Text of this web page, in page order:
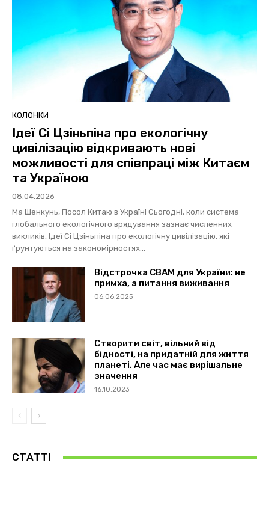
КОЛОНКИ
Ідеї Сі Цзіньпіна про екологічну
цивілізацію відкривають нові
можливості для співпраці між Китаєм
та Україною
08.04.2026
Ма Шенкунь, Посол Китаю в Україні Сьогодні, коли система
глобального екологічного врядування зазнає численних
викликів, Ідеї Сі Цзіньпіна про екологічну цивілізацію, які
ґрунтуються на закономірностях...
Відстрочка CBAM для України: не
примха, а питання виживання
06.06.2025
Створити світ, вільний від
бідності, на придатній для життя
планеті. Але час має вирішальне
значення
16.10.2023
СТАТТІ